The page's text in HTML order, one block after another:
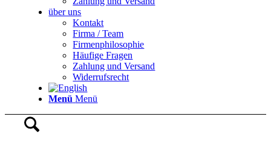
über uns
Kontakt
Firma / Team
Firmenphilosophie
Häufige Fragen
Zahlung und Versand
Widerrufsrecht
Menü Menü